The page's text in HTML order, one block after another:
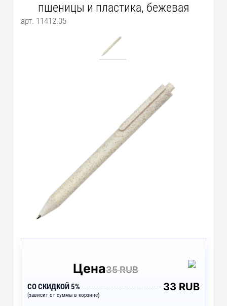
пшеницы и пластика, бежевая
арт. 11412.05
Цена35 RUB
СО СКИДКОЙ 5%
(зависит от суммы в корзине)
33 RUB